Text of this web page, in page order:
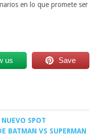
en lo que promete ser
us Save
SPOT
BATMAN VS SUPERMAN